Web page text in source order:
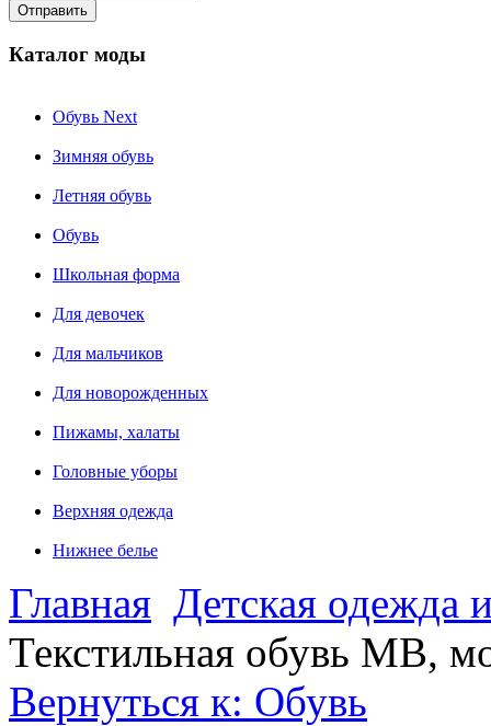
Каталог моды
Обувь Next
Зимняя обувь
Летняя обувь
Обувь
Школьная форма
Для девочек
Для мальчиков
Для новорожденных
Пижамы, халаты
Головные уборы
Верхняя одежда
Нижнее белье
Главная Детская одежда
Текстильная обувь MB,
Вернуться к: Обувь